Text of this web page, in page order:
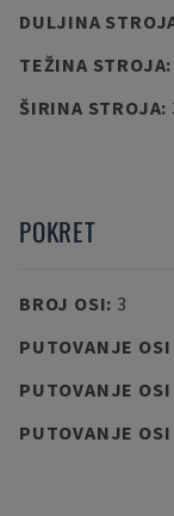
DULJINA
TEŽINA STROJA:
ŠIRINA STROJA:
POKRET
BROJ OSI: 3
PUTOVANJE OSI
PUTOVANJE OSI
PUTOVANJE OSI